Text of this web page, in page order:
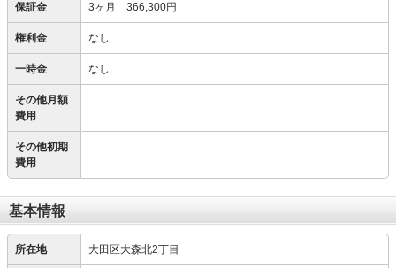
保証金 3ヶ月 366,300円
権利金 なし
一時金 なし
その他月額
費用
その他初期
費用
基本情報
所在地 大田区大森北2丁目